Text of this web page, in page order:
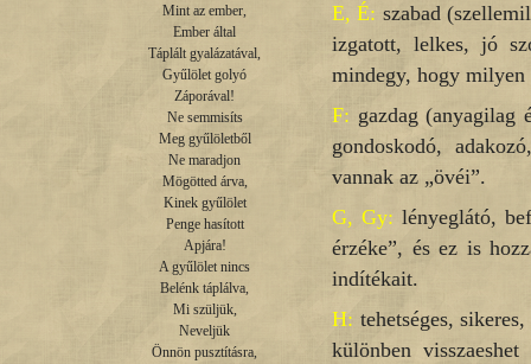
Mint az ember,
Ember által
Táplált gyalázatával,
Gyűlölet golyó
Záporával!
Ne semmisíts
Meg gyűlöletből
Ne maradjon
Mögötted árva,
Kinek gyűlölet
Penge hasított
Apjára!
A gyűlölet nincs
Belénk táplálva,
Mi szüljük,
Neveljük
Önnön pusztításra,
E, É: szabad
izgatott, lelkes, jó
mindegy, hogy
F: gazdag (anyagilag
gondoskodó,
vannak az „övéi”.
G, Gy: lényeglátó,
érzéke”, és ez is
indítékait.
H: tehetséges,
különben